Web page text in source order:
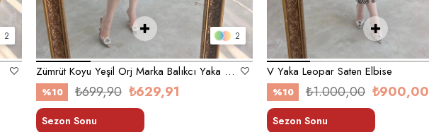
2 2
Zümrüt Koyu Yeşil Orj Marka Balıkcı Yaka Elbise
%10 ₺629,91
₺699,90
Sezon Sonu
V Yaka Leopar Saten Elbise
%10 ₺900,00
₺1.000,00
Sezon Sonu